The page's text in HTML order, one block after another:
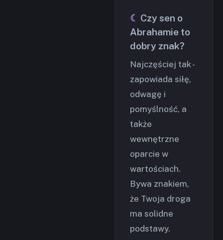
Czy sen o
Abrahamie to
dobry znak?
Najczęściej tak -
zapowiada siłę,
odwagę i
pomyślność, a
także
wewnętrzne
oparcie w
wartościach.
Bywa znakiem,
że Twoja droga
ma solidne
podstawy.